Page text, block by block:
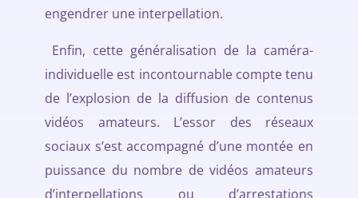
engendrer une interpellation.
Enfin, cette généralisation de la caméra-
individuelle est incontournable compte tenu
de l’explosion de la diffusion de contenus
vidéos amateurs. L’essor des réseaux
sociaux s’est accompagné d’une montée en
puissance du nombre de vidéos amateurs
d’interpellations ou d’arrestations